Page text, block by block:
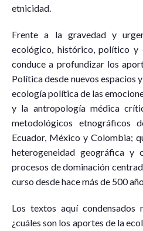
etnicidad.
Frente a la gravedad y
ecológico, histórico, político y
conduce a profundizar los
Política desde nuevos espacios
ecología política de las
y la antropología médica
metodológicos etnográficos
Ecuador, México y Colombia;
heterogeneidad geográfica y
procesos de dominación
curso desde hace más de 500
Los textos aquí condensados
¿cuáles son los aportes de la